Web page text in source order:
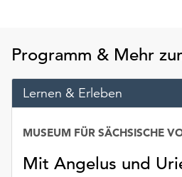
Einverständnis
jederzeit
ändern
und
widerrufen.
Dafür
Ihnen
Programm & Mehr
Lernen & Erleben
Mit Angelus und
MUSEUM FÜR SÄCHSISCHE